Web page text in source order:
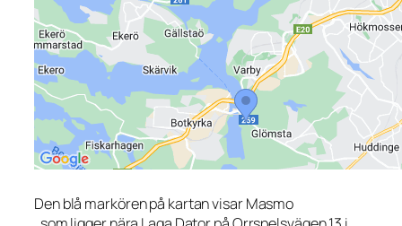
Den blå markören på kartan visar Masmo